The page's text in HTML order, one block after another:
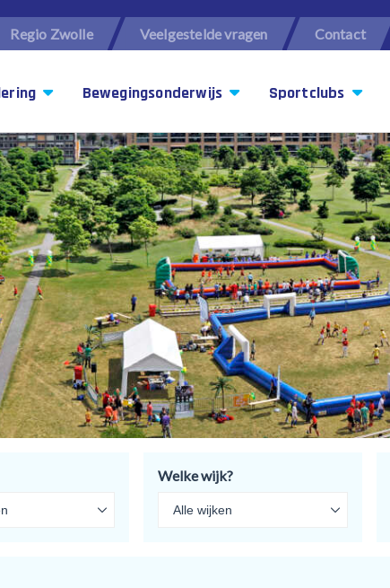
Regio Zwolle Veelgestelde vragen Contact
Bewegingsonderwijs Sportclubs
Welke wijk?